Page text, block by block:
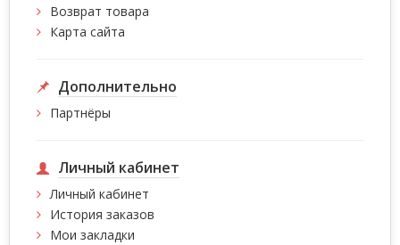
Возврат товара
Карта сайта
Дополнительно
Партнёры
Личный кабинет
Личный кабинет
История заказов
Мои закладки